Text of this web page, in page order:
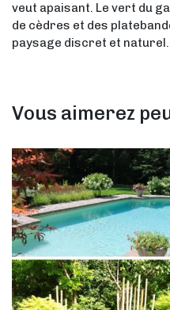
veut apaisant. Le vert du
de cèdres et des
paysage discret et naturel.
Vous aimerez